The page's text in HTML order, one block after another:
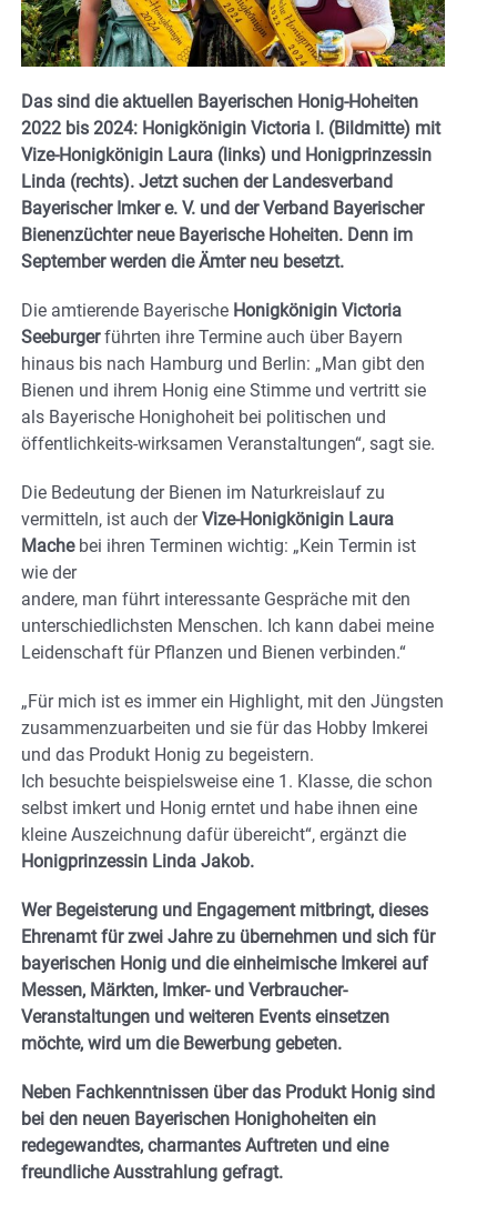
Das sind die aktuellen Bayerischen Honig-Hoheiten
2022 bis 2024: Honigkönigin Victoria I. (Bildmitte) mit
Vize-Honigkönigin Laura (links) und Honigprinzessin
Linda (rechts). Jetzt suchen der Landesverband
Bayerischer Imker e. V. und der Verband Bayerischer
Bienenzüchter neue Bayerische Hoheiten. Denn im
September werden die Ämter neu besetzt.
Die amtierende Bayerische Honigkönigin Victoria
Seeburgerführten ihre Termine auch über Bayern
hinaus bis nach Hamburg und Berlin: „Man gibt den
Bienen und ihrem Honig eine Stimme und vertritt sie
als Bayerische Honighoheit bei politischen und
öffentlichkeits-wirksamen Veranstaltungen“, sagt sie.
Die Bedeutung der Bienen im Naturkreislauf zu
vermitteln, ist auch derVize-Honigkönigin Laura
Machebei ihren Terminen wichtig: „Kein Termin ist
wie der
andere, man führt interessante Gespräche mit den
unterschiedlichsten Menschen. Ich kann dabei meine
Leidenschaft für Pflanzen und Bienen verbinden.“
„Für mich ist es immer ein Highlight, mit den Jüngsten
zusammenzuarbeiten und sie für das Hobby Imkerei
und das Produkt Honig zu begeistern.
Ich besuchte beispielsweise eine 1. Klasse, die schon
selbst imkert und Honig erntet und habe ihnen eine
kleine Auszeichnung dafür übereicht“, ergänzt die
Honigprinzessin Linda Jakob.
Wer Begeisterung und Engagement mitbringt, dieses
Ehrenamt für zwei Jahre zu übernehmen und sich für
bayerischen Honig und die einheimische Imkerei auf
Messen, Märkten, Imker- und Verbraucher-
Veranstaltungen und weiteren Events einsetzen
möchte, wird um die Bewerbung gebeten.
Neben Fachkenntnissen über das Produkt Honig sind
bei den neuen Bayerischen Honighoheiten ein
redegewandtes, charmantes Auftreten und eine
freundliche Ausstrahlung gefragt.